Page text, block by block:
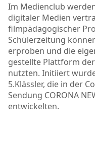
Im Medienclub
digitaler Medien
filmpädagogischer
Schülerzeitung
erproben und die
gestellte Plattform
nutzten. Initiiert
5.Klässler, die in der
Sendung CORONA
entwickelten.